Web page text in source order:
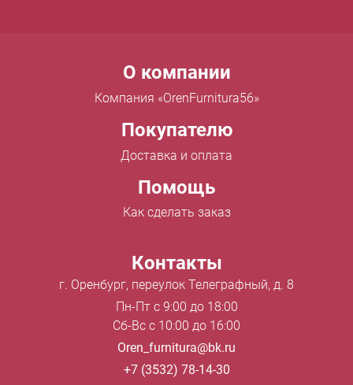
Menu footerО компании
Компания «OrenFurnitura56»
Покупателю
Доставка и оплата
Помощь
Как сделать заказ
Контакты
г. Оренбург, переулок Телеграфный, д. 8
Пн-Пт с 9:00 до 18:00
Сб-Вс с 10:00 до 16:00
Oren_furnitura@bk.ru
+7 (3532) 78-14-30